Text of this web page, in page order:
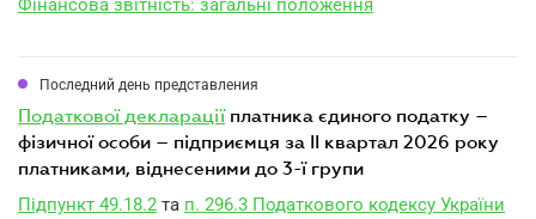
Фінансова звітність: загальні положення
Последний день представления
податкової декларації платника єдиного податку –
фізичної особи – підприємця за II квартал 2026 року
платниками, віднесеними до 3-ї групи
Підпункт 49.18.2 та п. 296.3 Податкового кодексу України